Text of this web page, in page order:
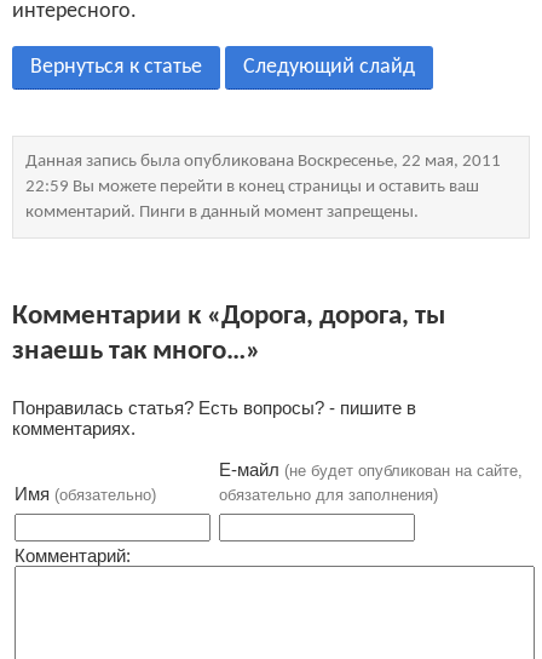
интересного.
Вернуться к статье Следующий слайд
Данная запись была опубликована Воскресенье, 22 мая, 2011
22:59 Вы можете перейти в конец страницы и оставить ваш
комментарий. Пинги в данный момент запрещены.
Комментарии к «Дорога, дорога, ты
знаешь так много…»
Понравилась статья? Есть вопросы? - пишите в
комментариях.
Имя (обязательно)
Е-майл (не будет опубликован на сайте,
обязательно для заполнения)
Комментарий: